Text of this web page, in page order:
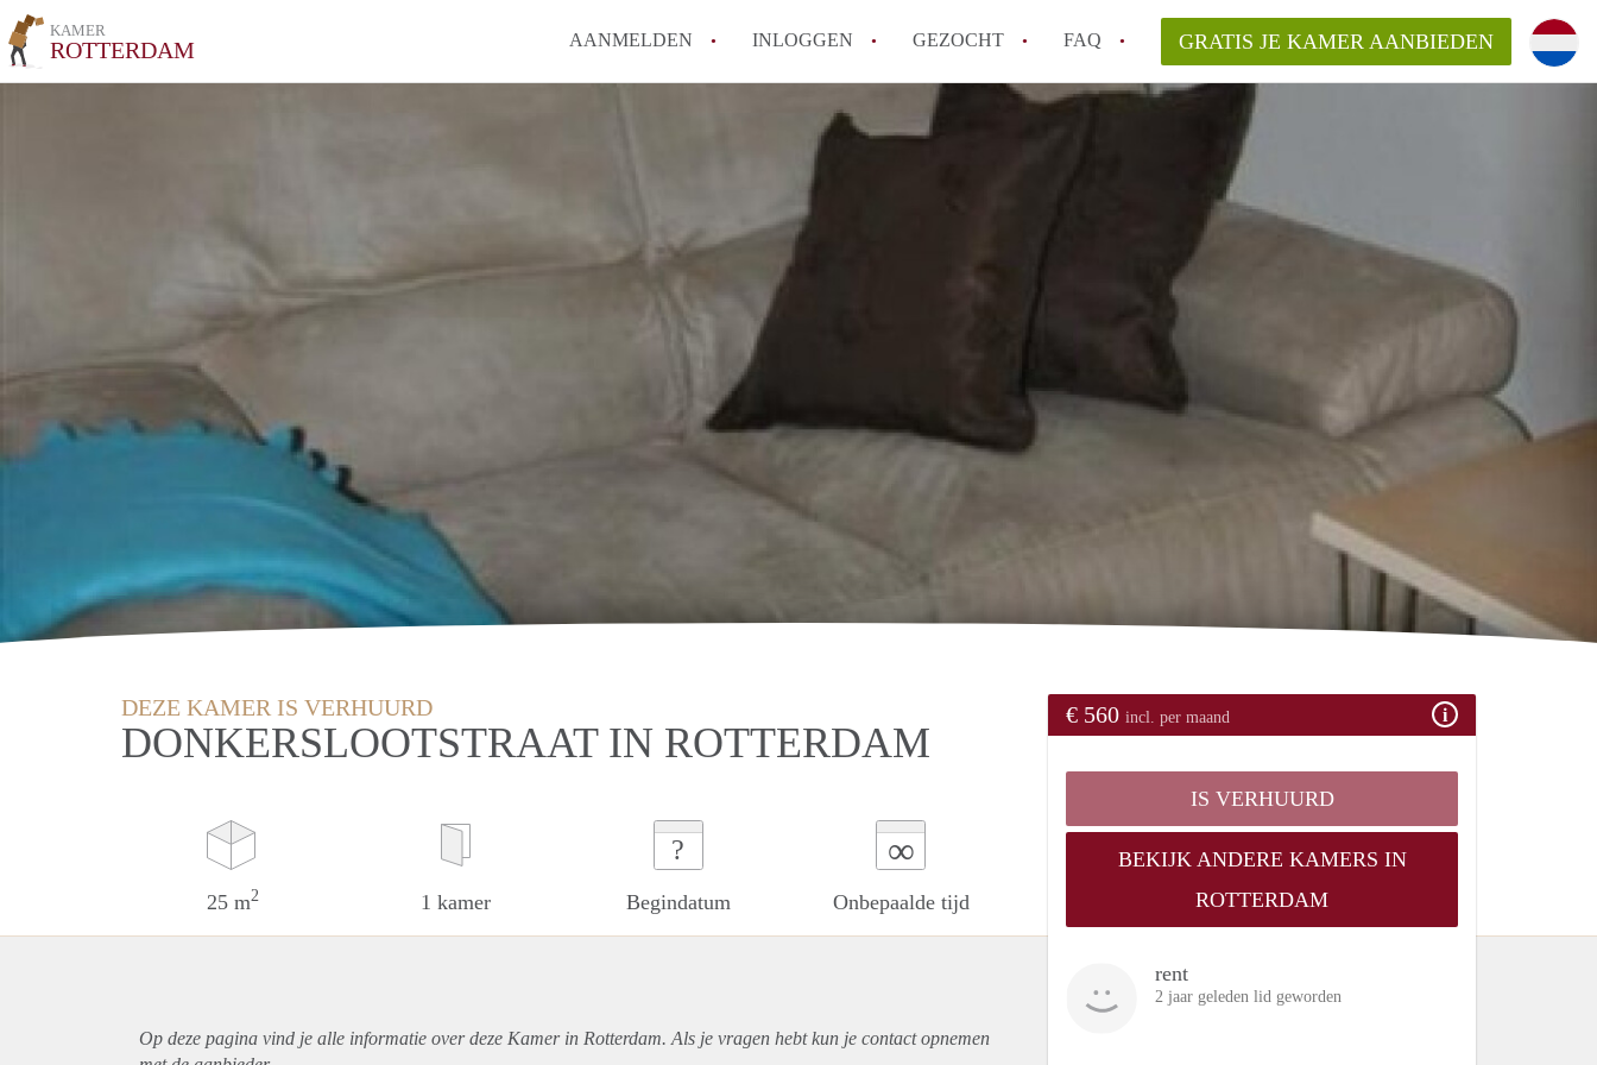
KAMER
ROTTERDAM AANMELDEN INLOGGEN GEZOCHT FAQ
Moet ik mij inschrijven bij de gemeente als ik een kamer huur in
Wat kost een studentenkamer gemiddeld in Rotterdam?
In welke wijken van Rotterdam kan ik het beste wonen als student?
GRATIS JE KAMER AANBIEDEN
DEZE KAMER IS VERHUURD
DONKERSLOOTSTRAAT IN ROTTERDAM
25 m2 1 kamer
?
Begindatum
∞
Onbepaalde tijd
€ 560 incl. per maand
IS VERHUURD
BEKIJK ANDERE KAMERS IN
ROTTERDAM
rent
2 jaar geleden lid geworden
Op deze pagina vind je alle informatie over deze Kamer in Rotterdam. Als je vragen hebt kun je contact opnemen